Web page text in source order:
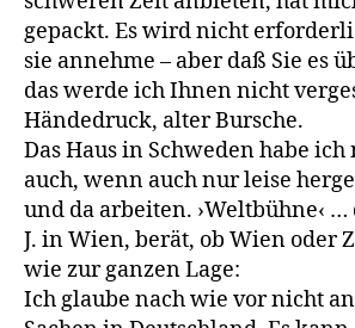
gepackt. Es wird nicht
sie annehme – aber daß Sie es
das werde ich Ihnen nicht
Händedruck, alter Bursche.
Das Haus in Schweden habe
auch, wenn auch nur leise
und da arbeiten. ›Weltbühne‹ …
J. in Wien, berät, ob Wien oder
wie zur ganzen Lage:
Ich glaube nach wie vor nicht